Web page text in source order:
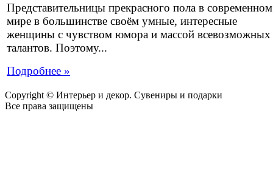
Представительницы прекрасного пола в современном
мире в большинстве своём умные, интересные
женщины с чувством юмора и массой всевозможных
талантов. Поэтому...
Подробнее »
Copyright © Интерьер и декор. Сувениры и подарки
Все права защищены